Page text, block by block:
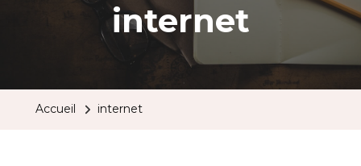
internet
Accueil internet